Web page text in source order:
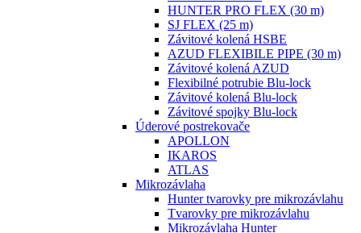
HUNTER PRO FLEX (30 m)
SJ FLEX (25 m)
Závitové kolená HSBE
AZUD FLEXIBILE PIPE (30 m)
Závitové kolená AZUD
Flexibilné potrubie Blu-lock
Závitové kolená Blu-lock
Závitové spojky Blu-lock
Úderové postrekovače
APOLLON
IKAROS
ATLAS
Mikrozávlaha
Hunter tvarovky pre mikrozávlahu
Tvarovky pre mikrozávlahu
Mikrozávlaha Hunter